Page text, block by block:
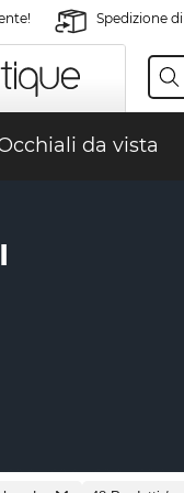
Spedizione
da vista